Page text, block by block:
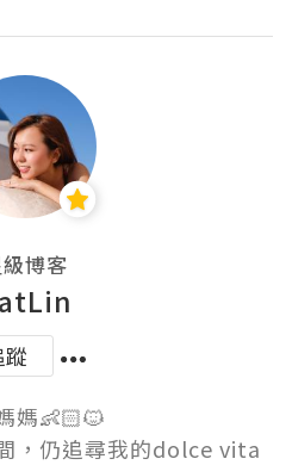
博客
蹤
媽👶🏻🐱
，仍追尋我的dolce vita